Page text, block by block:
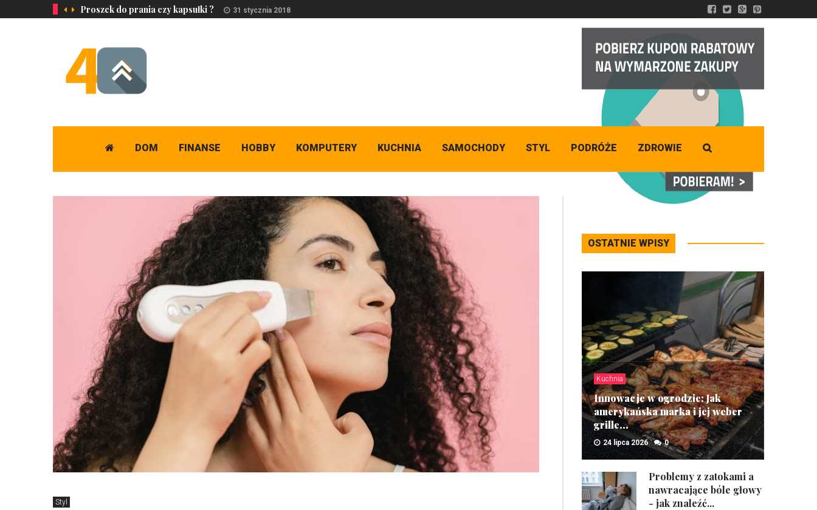
Proszek do prania czy kapsułki ? 31 stycznia 2018
DZISIAJ
DOM FINANSE HOBBY KOMPUTERY KUCHNIA SAMOCHODY STYL PODRÓŻE ZDROWIE
Styl
OSTATNIE WPISY
Kuchnia
Innowacje w ogrodzie: Jak
amerykańska marka i jej weber
grille...
24 lipca 2026 0
Problemy z zatokami a
nawracające bóle głowy
- jak znaleźć...